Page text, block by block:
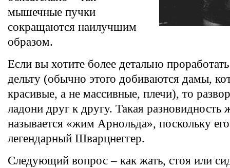
мышечные пучки
сокращаются наилучшим
образом.
Если вы хотите более детально
дельту (обычно этого добиваются дамы,
красивые, а не массивные, плечи), то
ладони друг к другу. Такая
называется «жим Арнольда», поскольку
легендарный Шварцнеггер.
Следующий вопрос – как жать, стоя или